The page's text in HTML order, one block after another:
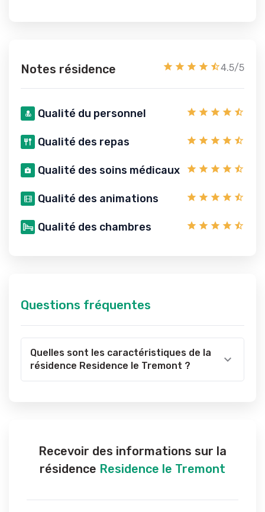
Notes résidence 4.5/5
Qualité du personnel
Qualité des repas
Qualité des soins médicaux
Qualité des animations
Qualité des chambres
Questions fréquentes
Quelles sont les caractéristiques de la
résidence Residence le Tremont ?
Recevoir des informations sur la
résidence Residence le Tremont